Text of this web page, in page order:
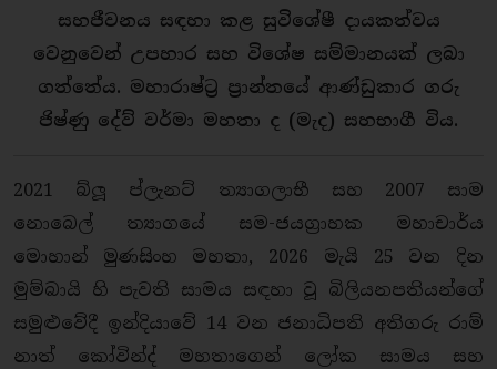
සහජීවනය සඳහා කළ සුවිශේෂී දායකත්වය
වෙනුවෙන් උපහාර සහ විශේෂ සම්මානයක් ලබා
ගත්තේය. මහාරාෂ්ට්‍ර ප්‍රාන්තයේ ආණ්ඩුකාර ගරු
ජිෂ්ණු දේව් වර්මා මහතා ද (මැද) සහභාගී විය.
2021 බ්ලූ ප්ලැනට් ත්‍යාගලාභී සහ 2007 සාම
නොබෙල් ත්‍යාගයේ සම-ජයග්‍රාහක මහාචාර්ය
මොහාන් මුණසිංහ මහතා, 2026 මැයි 25 වන දින
මුම්බායි හි පැවති සාමය සඳහා වූ බිලියනපතියන්ගේ
සමුළුවේදී ඉන්දියාවේ 14 වන ජනාධිපති අතිගරු රාම්
නාත් කෝවින්ද් මහතාගෙන් ලෝක සාමය සහ